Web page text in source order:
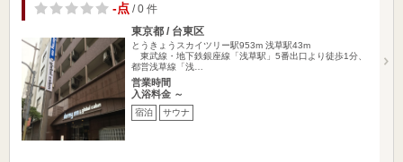
-点/ 0 件
東京都 / 台東区
とうきょうスカイツリー駅953m 浅草駅43m
東武線・地下鉄銀座線「浅草駅」5番出口より徒歩1分、
都営浅草線「浅…
営業時間
入浴料金 ～
宿泊 サウナ